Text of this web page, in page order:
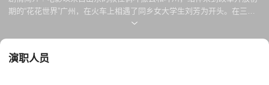
期的“花花世界”广州，在火车上相遇了同乡女大学生刘芳为开头。在三人
一次次的不期而遇中，上演了一段在理想和情感之间徘徊的青春修炼曲。
于人生未来的迷茫和追求。他们的未来将何去何从？一场跨度30年的恋曲
演职人员